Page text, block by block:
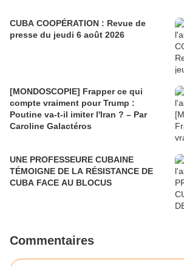
CUBA COOPÉRATION : Revue de
presse du jeudi 6 août 2026
[MONDOSCOPIE] Frapper ce qui
compte vraiment pour Trump :
Poutine va-t-il imiter l'Iran ? – Par
Caroline Galactéros
UNE PROFESSEURE CUBAINE
TÉMOIGNE DE LA RÉSISTANCE DE
CUBA FACE AU BLOCUS
Commentaires